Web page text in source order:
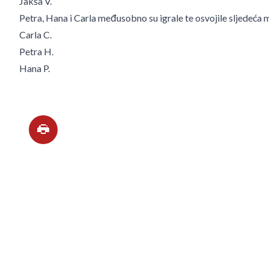
Petra, Hana i Carla međusobno su igrale te osvojile sljedeća
Carla C.
Petra H.
Hana P.